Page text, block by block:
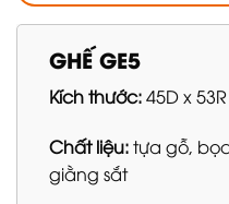
GHẾ GE5
Kích thước:45D x
Chất liệu:tựa gỗ,
giằng sắt